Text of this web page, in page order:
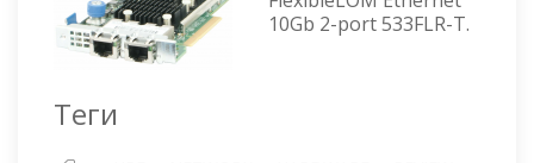
T
10Gb 2-port 533FLR-T.
Теги